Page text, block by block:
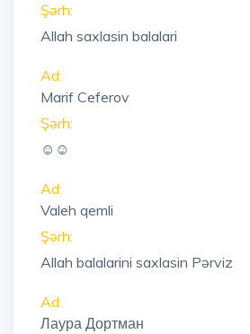
Şərh:
Allah saxlasin balalari
Ad:
Marif Ceferov
Şərh:
☺☺
Ad:
Valeh qemli
Şərh:
Allah balalarini saxlasin Pərviz
Ad:
Лаура Дортман